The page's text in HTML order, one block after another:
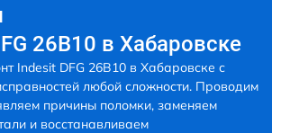
26B10 в Хабаровске
Indesit DFG 26B10 в Хабаровске с
любой сложности. Проводим
причины поломки, заменяем
и восстанавливаем